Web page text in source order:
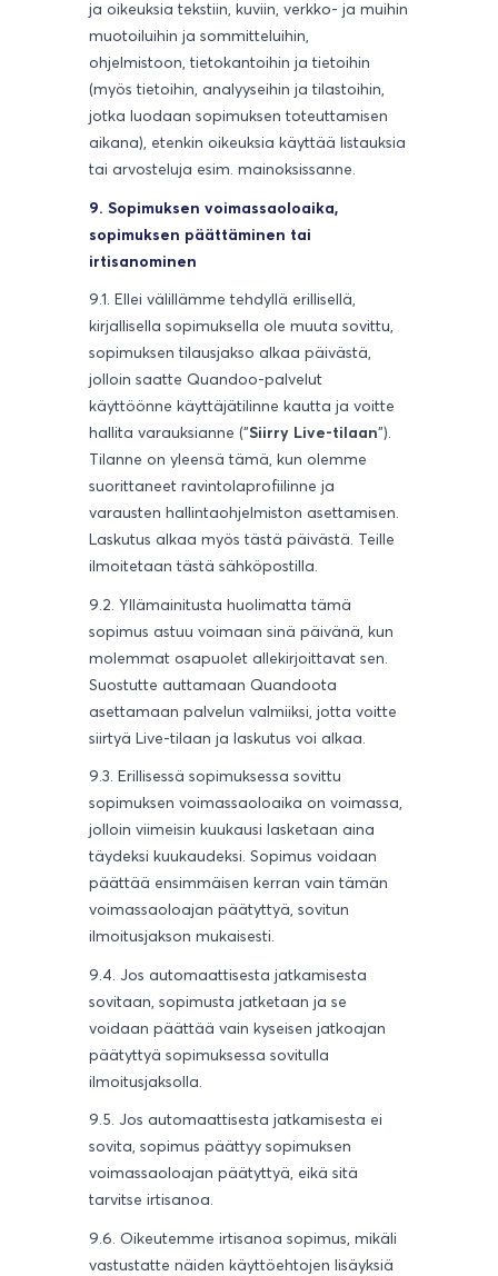
ja oikeuksia tekstiin, kuviin, verkko- ja muihin
muotoiluihin ja sommitteluihin,
ohjelmistoon, tietokantoihin ja tietoihin
(myös tietoihin, analyyseihin ja tilastoihin,
jotka luodaan sopimuksen toteuttamisen
aikana), etenkin oikeuksia käyttää listauksia
tai arvosteluja esim. mainoksissanne.
9. Sopimuksen voimassaoloaika,
sopimuksen päättäminen tai
irtisanominen
9.1. Ellei välillämme tehdyllä erillisellä,
kirjallisella sopimuksella ole muuta sovittu,
sopimuksen tilausjakso alkaa päivästä,
jolloin saatte Quandoo-palvelut
käyttöönne käyttäjätilinne kautta ja voitte
hallita varauksianne ("Siirry Live-tilaan").
Tilanne on yleensä tämä, kun olemme
suorittaneet ravintolaprofiilinne ja
varausten hallintaohjelmiston asettamisen.
Laskutus alkaa myös tästä päivästä. Teille
ilmoitetaan tästä sähköpostilla.
9.2. Yllämainitusta huolimatta tämä
sopimus astuu voimaan sinä päivänä, kun
molemmat osapuolet allekirjoittavat sen.
Suostutte auttamaan Quandoota
asettamaan palvelun valmiiksi, jotta voitte
siirtyä Live-tilaan ja laskutus voi alkaa.
9.3. Erillisessä sopimuksessa sovittu
sopimuksen voimassaoloaika on voimassa,
jolloin viimeisin kuukausi lasketaan aina
täydeksi kuukaudeksi. Sopimus voidaan
päättää ensimmäisen kerran vain tämän
voimassaoloajan päätyttyä, sovitun
ilmoitusjakson mukaisesti.
9.4. Jos automaattisesta jatkamisesta
sovitaan, sopimusta jatketaan ja se
voidaan päättää vain kyseisen jatkoajan
päätyttyä sopimuksessa sovitulla
ilmoitusjaksolla.
9.5. Jos automaattisesta jatkamisesta ei
sovita, sopimus päättyy sopimuksen
voimassaoloajan päätyttyä, eikä sitä
tarvitse irtisanoa.
9.6. Oikeutemme irtisanoa sopimus, mikäli
vastustatte näiden käyttöehtojen lisäyksiä